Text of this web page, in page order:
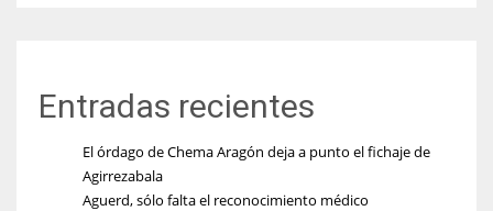
Entradas recientes
El órdago de Chema Aragón deja a punto el fichaje de
Agirrezabala
Aguerd, sólo falta el reconocimiento médico